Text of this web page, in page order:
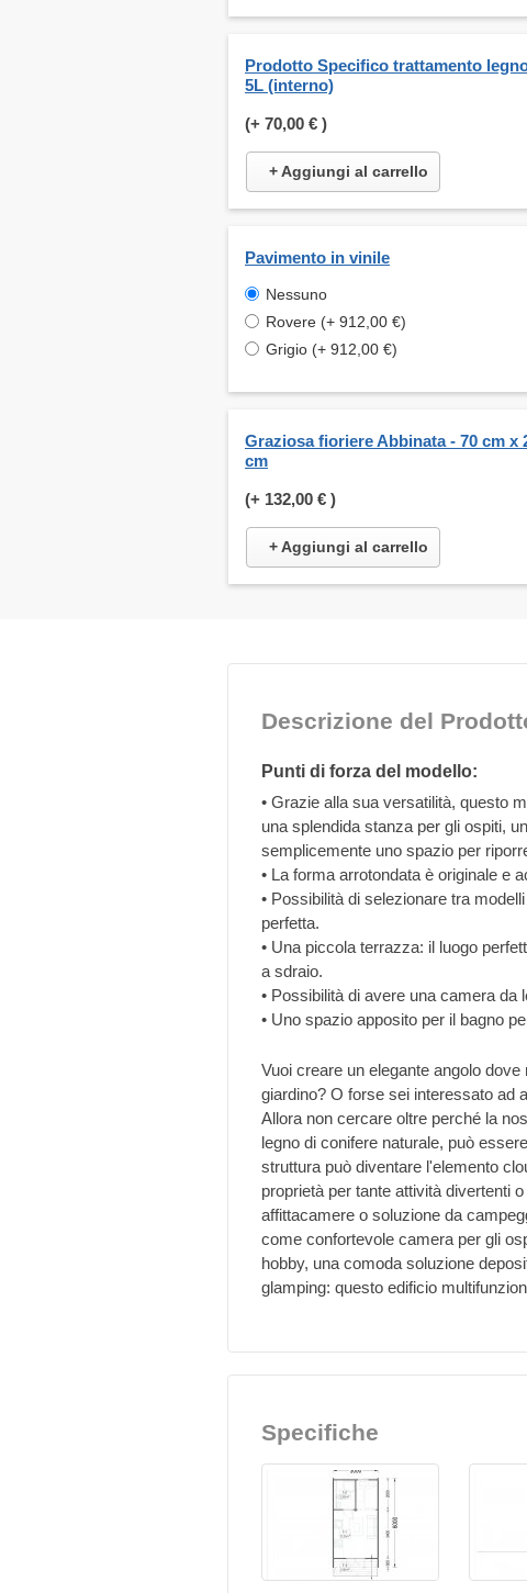
Prodotto Specifico trattamento
5L (interno)
(+ 70,00 € )
+ Aggiungi al carrello
Pavimento in vinile
Nessuno
Rovere (+ 912,00 €)
Grigio (+ 912,00 €)
Graziosa fioriere Abbinata - 70 cm x
cm
(+ 132,00 € )
+ Aggiungi al carrello
Descrizione del
Punti di forza del modello:
• Grazie alla sua versatilità, questo
una splendida stanza per gli ospiti,
semplicemente uno spazio per
• La forma arrotondata è originale e
• Possibilità di selezionare tra
perfetta.
• Una piccola terrazza: il luogo
a sdraio.
• Possibilità di avere una camera da
• Uno spazio apposito per il bagno
Vuoi creare un elegante angolo
giardino? O forse sei interessato ad
Allora non cercare oltre perché la
legno di conifere naturale, può
struttura può diventare l'elemento
proprietà per tante attività divertenti
affittacamere o soluzione da
come confortevole camera per gli
hobby, una comoda soluzione
glamping: questo edificio
Specifiche